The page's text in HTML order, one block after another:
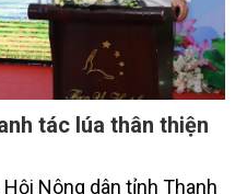
tác lúa thân thiện
Nông dân tỉnh Thanh